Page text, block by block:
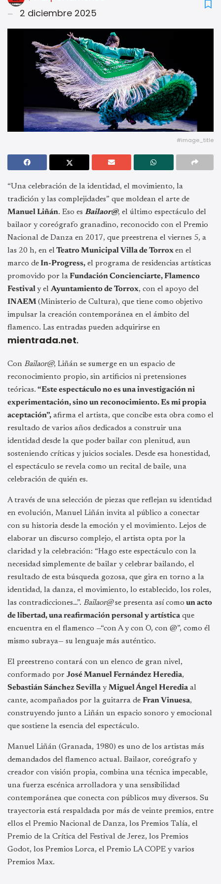
2 diciembre 2025
#image_title
“Una celebración de la identidad, el movimiento, la
tradición y las complejidades” que moldean el arte de
Manuel Liñán. Eso es Bailaor@, el último espectáculo del
bailaor y coreógrafo granadino, reconocido con el Premio
Nacional de Danza en 2017, que preestrena el viernes 5, a
las 20 h, en elTeatro Municipal Villa de Torroxen el
marco deIn-Progress, el programa de residencias artísticas
promovido por laFundación Concienciarte, Flamenco
Festivaly el Ayuntamiento de Torrox, con el apoyo del
INAEM(Ministerio de Cultura), que tiene como objetivo
impulsar la creación contemporánea en el ámbito del
flamenco. Las entradas pueden adquirirse en
mientrada.net.
Con Bailaor@, Liñán se sumerge en un espacio de
reconocimiento propio, sin artificios ni pretensiones
teóricas. “Este espectáculo no es una investigación ni
experimentación, sino un reconocimiento. Es mi propia
aceptación”, afirma el artista, que concibe esta obra como el
resultado de varios años dedicados a construir una
identidad desde la que poder bailar con plenitud, aun
sosteniendo críticas y juicios sociales. Desde esa honestidad,
el espectáculo se revela como un recital de baile, una
celebración de quién es.
A través de una selección de piezas que reflejan su identidad
en evolución, Manuel Liñán invita al público a conectar
con su historia desde la emoción y el movimiento. Lejos de
elaborar un discurso complejo, el artista opta por la
claridad y la celebración: “Hago este espectáculo con la
necesidad simplemente de bailar y celebrar bailando, el
resultado de esta búsqueda gozosa, que gira en torno a la
identidad, la danza, el movimiento, lo establecido, los roles,
las contradicciones…”. Bailaor@se presenta así como un acto
de libertad, una reafirmación personal y artística que
encuentra en el flamenco —“con A y con O, con @”, como él
mismo subraya— su lenguaje más auténtico.
El preestreno contará con un elenco de gran nivel,
conformado por José Manuel Fernández Heredia,
Sebastián Sánchez Sevilla yMiguel Ángel Heredia al
cante, acompañados por la guitarra de Fran Vinuesa,
construyendo junto a Liñán un espacio sonoro y emocional
que sostiene la esencia del espectáculo.
Manuel Liñán (Granada, 1980) es uno de los artistas más
demandados del flamenco actual. Bailaor, coreógrafo y
creador con visión propia, combina una técnica impecable,
una fuerza escénica arrolladora y una sensibilidad
contemporánea que conecta con públicos muy diversos. Su
trayectoria está respaldada por más de veinte premios, entre
ellos el Premio Nacional de Danza, los Premios Talía, el
Premio de la Crítica del Festival de Jerez, los Premios
Godot, los Premios Lorca, el Premio LA COPE y varios
Premios Max.